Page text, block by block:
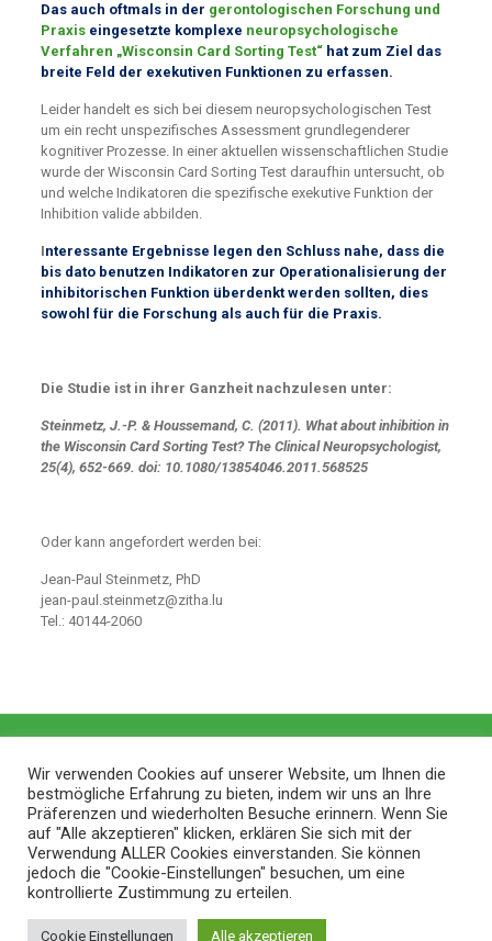
Das auch oftmals in der gerontologischen Forschung und
Praxis eingesetzte komplexe neuropsychologische
Verfahren „Wisconsin Card Sorting Test“ hat zum Ziel das
breite Feld der exekutiven Funktionen zu erfassen.
Leider handelt es sich bei diesem neuropsychologischen Test
um ein recht unspezifisches Assessment grundlegenderer
kognitiver Prozesse. In einer aktuellen wissenschaftlichen Studie
wurde der Wisconsin Card Sorting Test daraufhin untersucht, ob
und welche Indikatoren die spezifische exekutive Funktion der
Inhibition valide abbilden.
Interessante Ergebnisse legen den Schluss nahe, dass die
bis dato benutzen Indikatoren zur Operationalisierung der
inhibitorischen Funktion überdenkt werden sollten, dies
sowohl für die Forschung als auch für die Praxis.
Die Studie ist in ihrer Ganzheit nachzulesen unter:
Steinmetz, J.-P. & Houssemand, C. (2011). What about inhibition in
the Wisconsin Card Sorting Test? The Clinical Neuropsychologist,
25(4), 652-669. doi: 10.1080/13854046.2011.568525
Oder kann angefordert werden bei:
Jean-Paul Steinmetz, PhD
jean-paul.steinmetz@zitha.lu
Tel.: 40144-2060
© 2026 ZithaBlog |Web Design and Service made in
Wir verwenden Cookies auf unserer Website, um Ihnen die
bestmögliche Erfahrung zu bieten, indem wir uns an Ihre
Präferenzen und wiederholten Besuche erinnern. Wenn Sie
auf "Alle akzeptieren" klicken, erklären Sie sich mit der
Verwendung ALLER Cookies einverstanden. Sie können
jedoch die "Cookie-Einstellungen" besuchen, um eine
kontrollierte Zustimmung zu erteilen.
Cookie Einstellungen Alle akzeptieren